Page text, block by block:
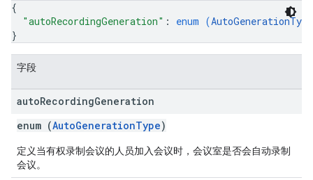
{
"autoRecordingGeneration" : enum (AutoGenerationType
}
字段
autoRecordingGeneration
enum (AutoGenerationType)
定义当有权录制会议的人员加入会议时，会议室是否会自动录制
会议。